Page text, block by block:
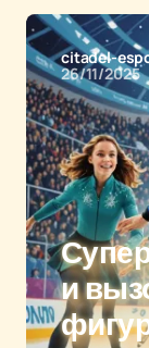
citadel-
26/11/2025
и